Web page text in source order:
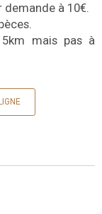
demande à 10€.
mais pas à